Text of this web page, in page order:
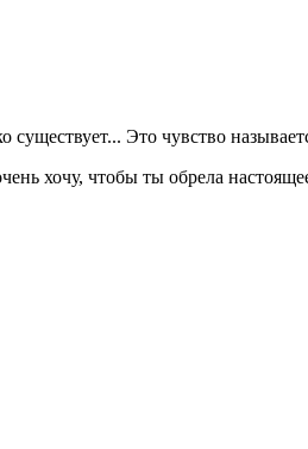
существует... Это чувство
хочу, чтобы ты обрела